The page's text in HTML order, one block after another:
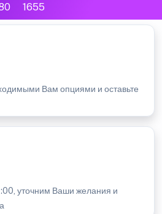
1655
Вам опциями и оставьте
уточним Ваши желания и